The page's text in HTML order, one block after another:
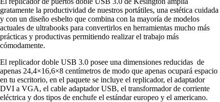
gratamente la productividad de nuestros portátiles, una estética cuidada
y con un diseño esbelto que combina con la mayoría de modelos
actuales de ultrabooks para convertirlos en herramientas mucho más
prácticas y productivas permitiendo realizar el trabajo más
cómodamente.
El replicador doble USB 3.0 posee una dimensiones reducidas de
apenas 24,4×16,6×8 centímetros de modo que apenas ocupará espacio
en tu escritorio, en el paquete se incluye el replicador, el adaptador
DVI a VGA, el cable adaptador USB, el transformador de corriente
eléctrica y dos tipos de enchufe el estándar europeo y el americano.